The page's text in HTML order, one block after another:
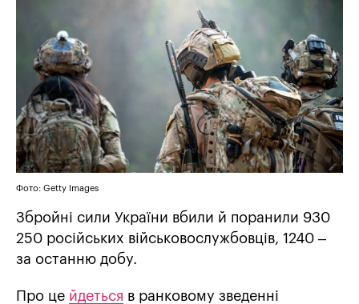
Фото: Getty Images
Збройні сили України вбили й поранили 930
250 російських військовослужбовців, 1240 –
за останню добу.
Про це йдеться в ранковому зведенні